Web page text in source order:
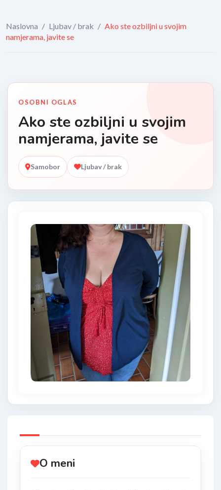
Naslovna / Ljubav / brak / Ako ste ozbiljni u svojim
namjerama, javite se
OSOBNI OGLAS
Ako ste ozbiljni u svojim
namjerama, javite se
Samobor Ljubav / brak
O meni